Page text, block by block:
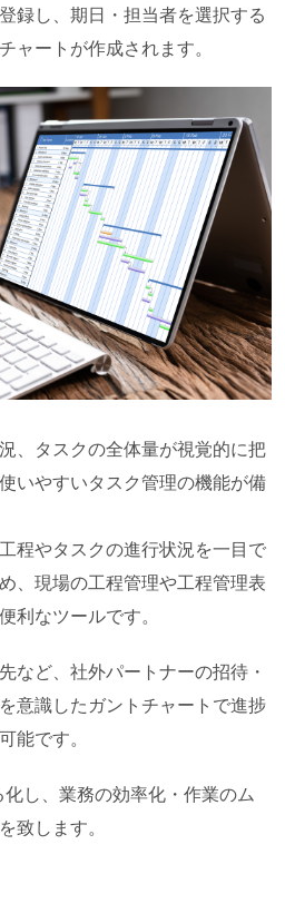
録し、期日・担当者を選択する
ャートが作成されます。
、タスクの全体量が視覚的に把
いやすいタスク管理の機能が備
程やタスクの進行状況を一目で
、現場の工程管理や工程管理表
利なツールです。
など、社外パートナーの招待・
意識したガントチャートで進捗
能です。
し、業務の効率化・作業のム
致します。